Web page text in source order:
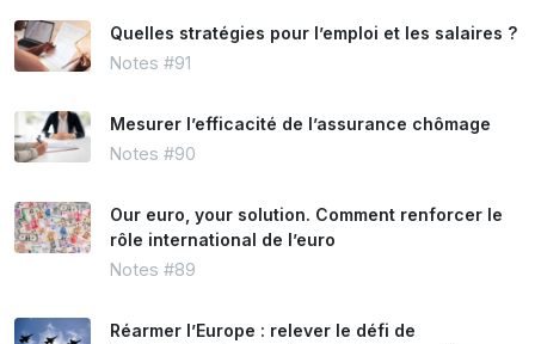
Quelles stratégies pour l’emploi et les salaires ?
Notes #91
Mesurer l’efficacité de l’assurance chômage
Notes #90
Our euro, your solution. Comment renforcer le
rôle international de l’euro
Notes #89
Réarmer l’Europe : relever le défi de